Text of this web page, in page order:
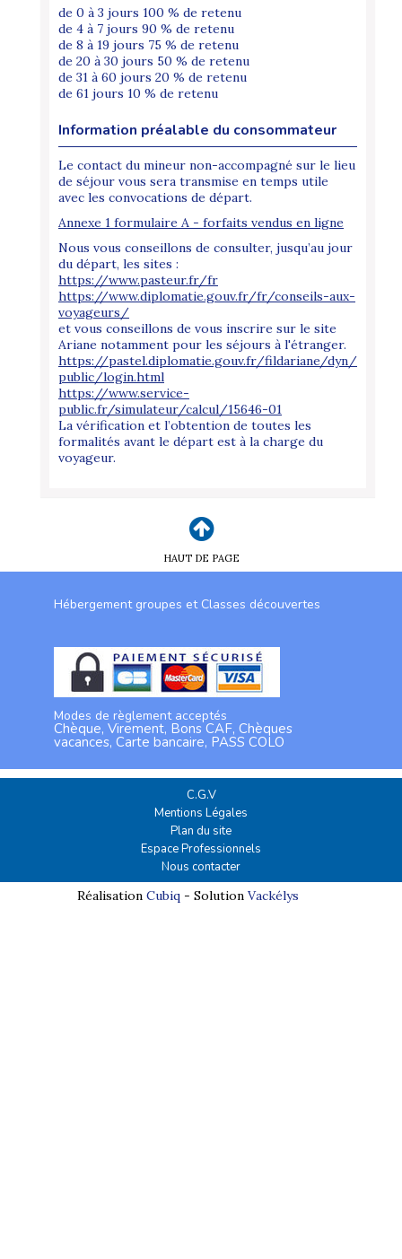
de 0 à 3 jours 100 % de retenu
de 4 à 7 jours 90 % de retenu
de 8 à 19 jours 75 % de retenu
de 20 à 30 jours 50 % de retenu
de 31 à 60 jours 20 % de retenu
de 61 jours 10 % de retenu
Information préalable du consommateur
Le contact du mineur non-accompagné sur le lieu
de séjour vous sera transmise en temps utile
avec les convocations de départ.
Annexe 1 formulaire A - forfaits vendus en ligne
Nous vous conseillons de consulter, jusqu’au jour
du départ, les sites :
https://www.pasteur.fr/fr
https://www.diplomatie.gouv.fr/fr/conseils-aux-
voyageurs/
et vous conseillons de vous inscrire sur le site
Ariane notamment pour les séjours à l'étranger.
https://pastel.diplomatie.gouv.fr/fildariane/dyn/
public/login.html
https://www.service-
public.fr/simulateur/calcul/15646-01
La vérification et l’obtention de toutes les
formalités avant le départ est à la charge du
voyageur.
HAUT DE PAGE
Hébergement groupes et Classes découvertes
Modes de règlement acceptés
Chèque, Virement, Bons CAF, Chèques
vacances, Carte bancaire, PASS COLO
C.G.V
Mentions Légales
Plan du site
Espace Professionnels
Nous contacter
Réalisation Cubiq- Solution Vackélys